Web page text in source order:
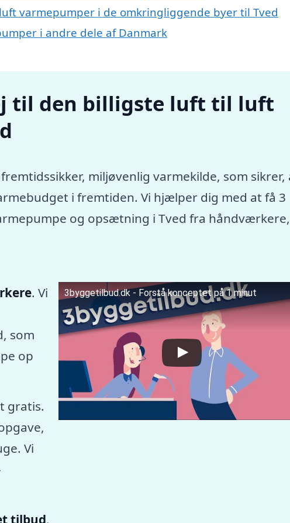
varmepumper i de omkringliggende byer til Tved
i andre dele af Danmark
til den billigste luft til luft
miljøvenlig varmekilde, som sikrer,
i fremtiden. Vi hjælper dig med at få 3
og opsætning i Tved fra håndværkere,
. Vi
som
op
gratis.
Vi
tilbud.
3byggetilbud.dk - Forstå konceptet på 1 minut